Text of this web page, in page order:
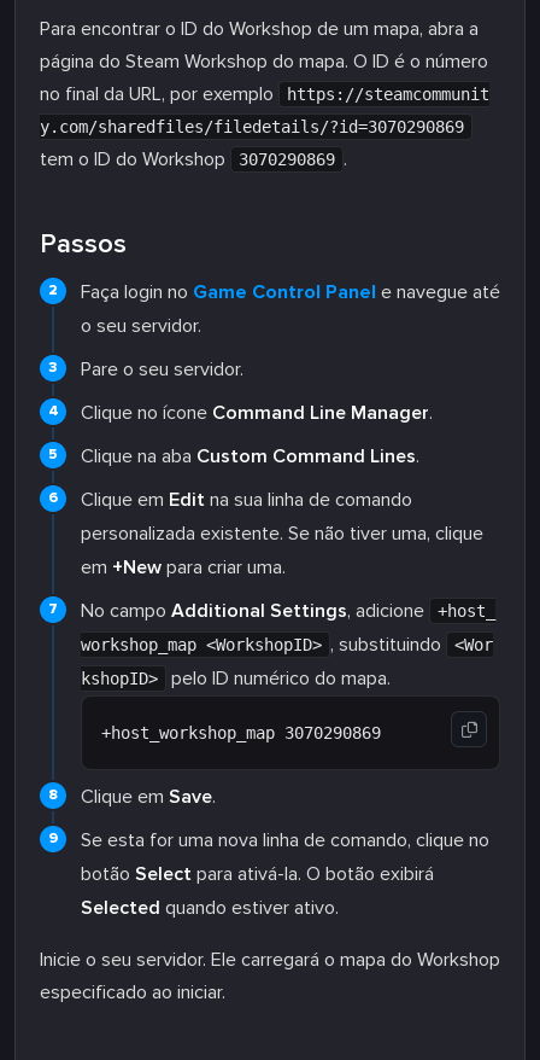
Para encontrar o ID do Workshop de um mapa, abra a
página do Steam Workshop do mapa. O ID é o número
no final da URL, por exemplo
https://steamcommunit
y.com/sharedfiles/filedetails/?id=3070290869
tem o ID do Workshop 3070290869 .
Passos
Faça login no Game Control Panel e navegue até
o seu servidor.
Pare o seu servidor.
Clique no ícone Command Line Manager.
Clique na aba Custom Command Lines.
Clique em Edit na sua linha de comando
personalizada existente. Se não tiver uma, clique
em +New para criar uma.
No campo Additional Settings, adicione
+host_
workshop_map <WorkshopID> , substituindo
<Wor
kshopID>
pelo ID numérico do mapa.
Clique em Save.
Se esta for uma nova linha de comando, clique no
botão Select para ativá-la. O botão exibirá
Selected quando estiver ativo.
Inicie o seu servidor. Ele carregará o mapa do Workshop
especificado ao iniciar.